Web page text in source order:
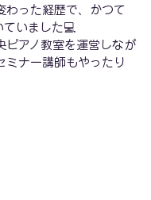
わった経歴で、かつて
ていました💻
ピアノ教室を運営しなが
ミナー講師もやったり